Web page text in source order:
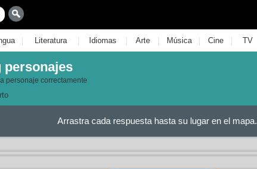
| Literatura | Idiomas | Arte | Música | Cine | TV
personajes
personaje correctamente
Arrastra cada respuesta hasta su lugar en el mapa.